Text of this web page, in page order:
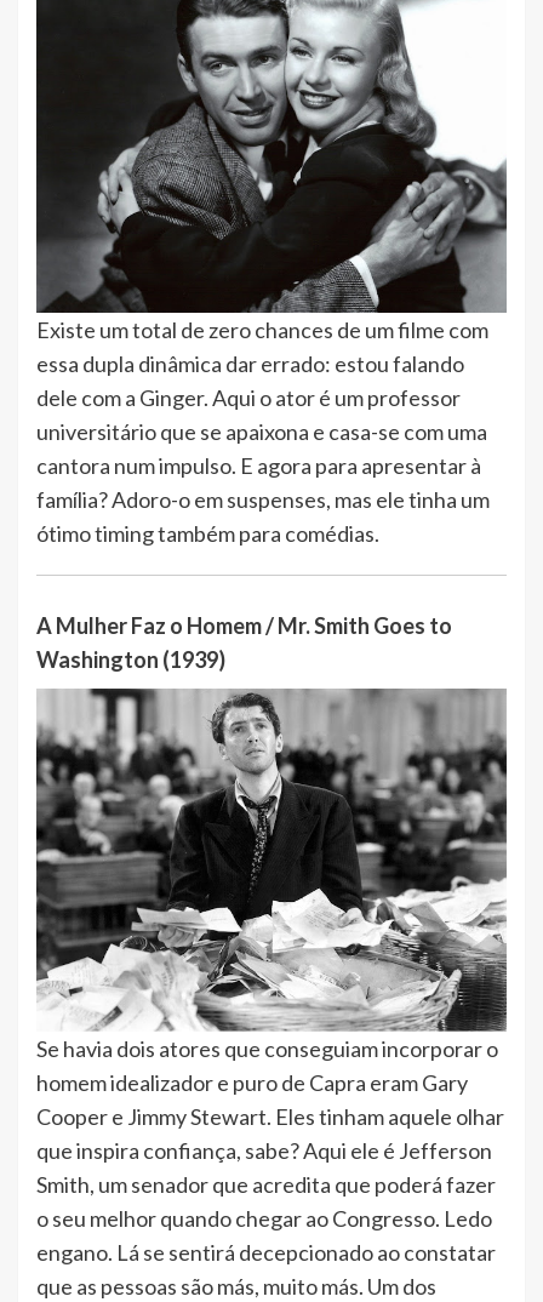
Existe um total de zero chances de um filme com
essa dupla dinâmica dar errado: estou falando
dele com a Ginger. Aqui o ator é um professor
universitário que se apaixona e casa-se com uma
cantora num impulso. E agora para apresentar à
família? Adoro-o em suspenses, mas ele tinha um
ótimo timing também para comédias.
A Mulher Faz o Homem / Mr. Smith Goes to
Washington (1939)
Se havia dois atores que conseguiam incorporar o
homem idealizador e puro de Capra eram Gary
Cooper e Jimmy Stewart. Eles tinham aquele olhar
que inspira confiança, sabe? Aqui ele é Jefferson
Smith, um senador que acredita que poderá fazer
o seu melhor quando chegar ao Congresso. Ledo
engano. Lá se sentirá decepcionado ao constatar
que as pessoas são más, muito más. Um dos